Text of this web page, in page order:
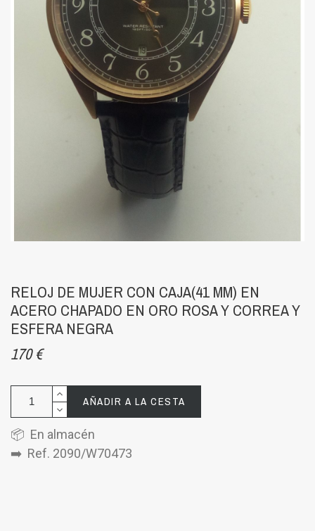
RELOJ DE MUJER CON CAJA(41 MM) EN
ACERO CHAPADO EN ORO ROSA Y CORREA Y
ESFERA NEGRA
170 €
AÑADIR A LA CESTA
📦 En almacén
➡️ Ref. 2090/W70473